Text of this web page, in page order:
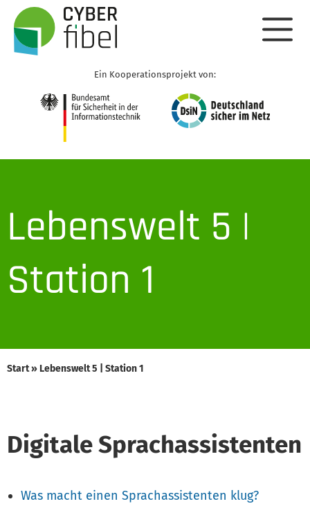
Ein Kooperationsprojekt von:
Lebenswelt 5 |
Station 1
Start» Lebenswelt 5 | Station 1
Digitale Sprachassistenten
Was macht einen Sprachassistenten klug?